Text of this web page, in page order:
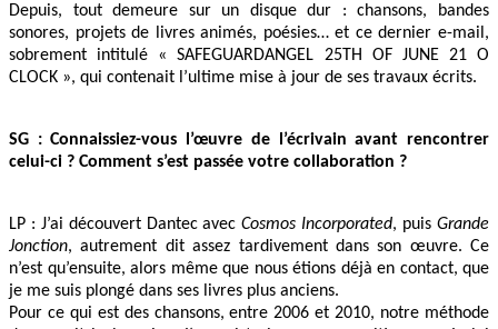
Depuis, tout demeure sur un disque dur : chansons, bandes
sonores, projets de livres animés, poésies… et ce dernier e-mail,
sobrement intitulé « SAFEGUARDANGEL 25TH OF JUNE 21 O
CLOCK », qui contenait l’ultime mise à jour de ses travaux écrits.
SG : Connaissiez-vous l’œuvre de l’écrivain avant rencontrer
celui-ci ? Comment s’est passée votre collaboration ?
LP : J’ai découvert Dantec avec Cosmos Incorporated, puisGrande
Jonction, autrement dit assez tardivement dans son œuvre. Ce
n’est qu’ensuite, alors même que nous étions déjà en contact, que
je me suis plongé dans ses livres plus anciens.
Pour ce qui est des chansons, entre 2006 et 2010, notre méthode